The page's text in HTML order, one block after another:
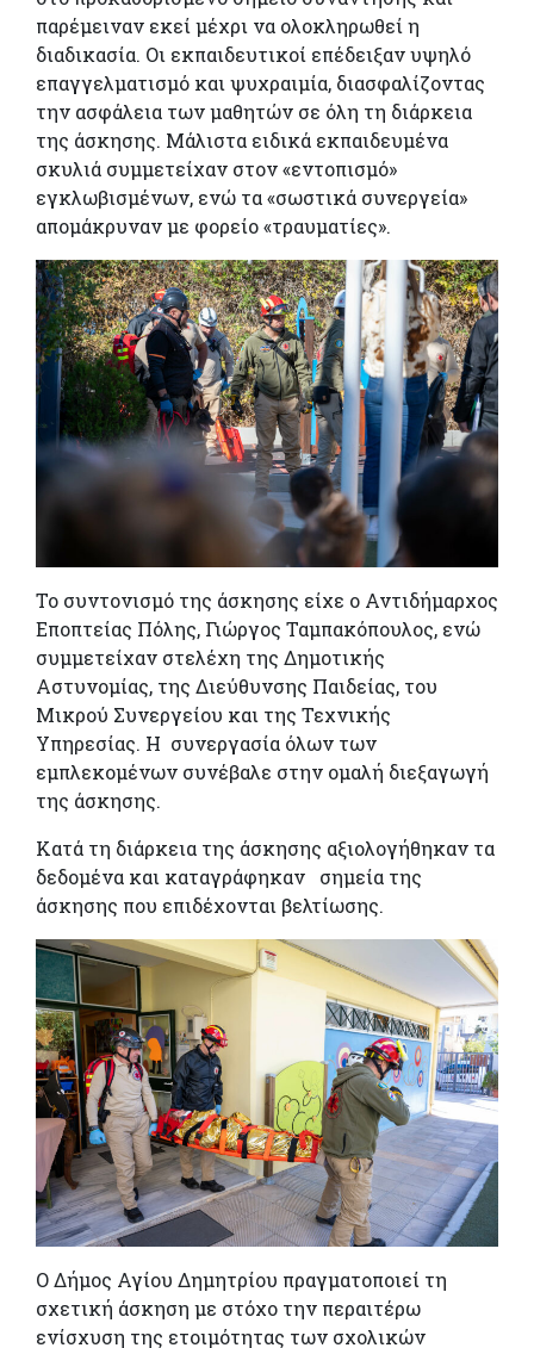
παρέμειναν εκεί μέχρι να ολοκληρωθεί η
διαδικασία. Οι εκπαιδευτικοί επέδειξαν υψηλό
επαγγελματισμό και ψυχραιμία, διασφαλίζοντας
την ασφάλεια των μαθητών σε όλη τη διάρκεια
της άσκησης. Μάλιστα ειδικά εκπαιδευμένα
σκυλιά συμμετείχαν στον «εντοπισμό»
εγκλωβισμένων, ενώ τα «σωστικά συνεργεία»
απομάκρυναν με φορείο «τραυματίες».
Το συντονισμό της άσκησης είχε ο Αντιδήμαρχος
Εποπτείας Πόλης, Γιώργος Ταμπακόπουλος, ενώ
συμμετείχαν στελέχη της Δημοτικής
Αστυνομίας, της Διεύθυνσης Παιδείας, του
Μικρού Συνεργείου και της Τεχνικής
Υπηρεσίας. Η συνεργασία όλων των
εμπλεκομένων συνέβαλε στην ομαλή διεξαγωγή
της άσκησης.
Κατά τη διάρκεια της άσκησης αξιολογήθηκαν τα
δεδομένα και καταγράφηκαν σημεία της
άσκησης που επιδέχονται βελτίωσης.
Ο Δήμος Αγίου Δημητρίου πραγματοποιεί τη
σχετική άσκηση με στόχο την περαιτέρω
ενίσχυση της ετοιμότητας των σχολικών